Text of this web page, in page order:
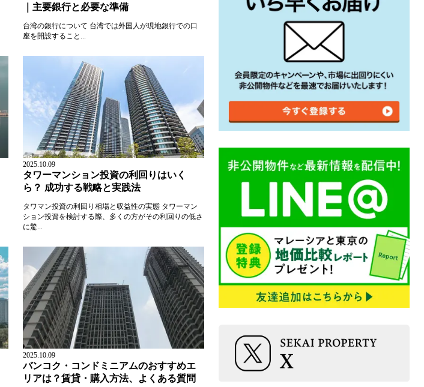
｜主要銀行と必要な準備
台湾の銀行について 台湾では外国人が現地銀行での口
座を開設すること...
2025.10.09
タワーマンション投資の利回りはいく
ら？ 成功する戦略と実践法
タワマン投資の利回り相場と収益性の実態 タワーマン
ション投資を検討する際、多くの方がその利回りの低さ
に驚...
2025.10.09
バンコク・コンドミニアムのおすすめエ
リアは？賃貸・購入方法、よくある質問